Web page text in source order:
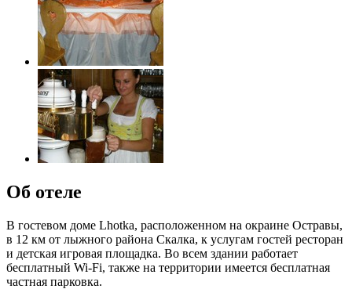
Об отеле
В гостевом доме Lhotka, расположенном на окраине Остравы,
в 12 км от лыжного района Скалка, к услугам гостей ресторан
и детская игровая площадка. Во всем здании работает
бесплатный Wi-Fi, также на территории имеется бесплатная
частная парковка.